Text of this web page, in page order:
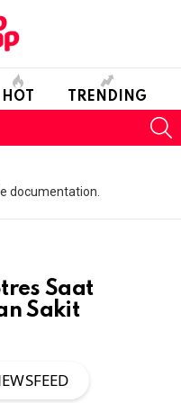
HOT TRENDING
documentation.
Saat
Sakit